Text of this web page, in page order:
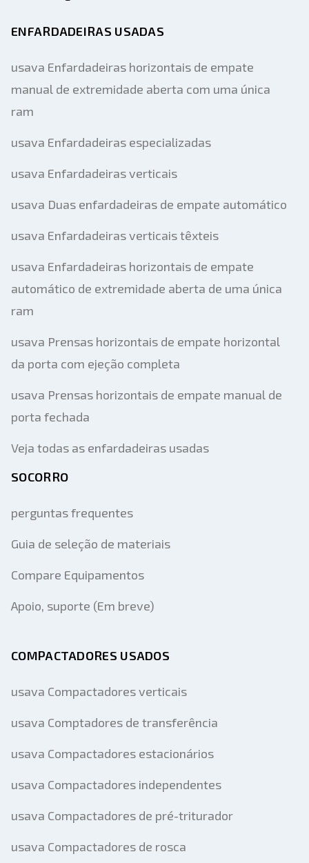
ENFARDADEIRAS USADAS
usava Enfardadeiras horizontais de empate
manual de extremidade aberta com uma única
ram
usava Enfardadeiras especializadas
usava Enfardadeiras verticais
usava Duas enfardadeiras de empate automático
usava Enfardadeiras verticais têxteis
usava Enfardadeiras horizontais de empate
automático de extremidade aberta de uma única
ram
usava Prensas horizontais de empate horizontal
da porta com ejeção completa
usava Prensas horizontais de empate manual de
porta fechada
Veja todas as enfardadeiras usadas
SOCORRO
perguntas frequentes
Guia de seleção de materiais
Compare Equipamentos
Apoio, suporte (Em breve)
COMPACTADORES USADOS
usava Compactadores verticais
usava Comptadores de transferência
usava Compactadores estacionários
usava Compactadores independentes
usava Compactadores de pré-triturador
usava Compactadores de rosca